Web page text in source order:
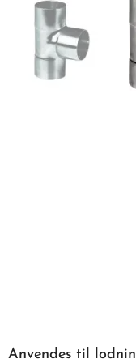
Anvendes til